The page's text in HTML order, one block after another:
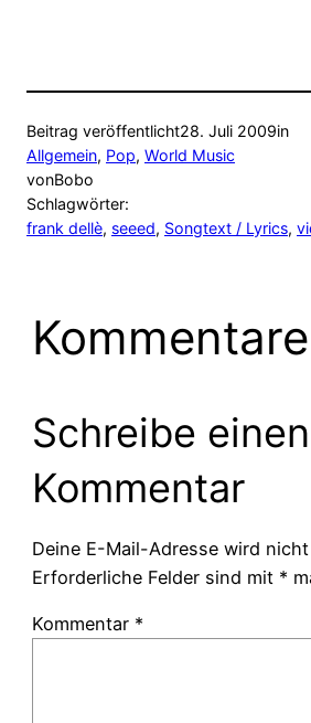
Beitrag veröffentlicht28. Juli 2009in
Allgemein, Pop, World Music
vonBobo
Schlagwörter:
frank dellè, seeed, Songtext / Lyrics,
Kommentare
Schreibe einen
Kommentar
Deine E-Mail-Adresse wird
Erforderliche Felder sind mit *
Kommentar *